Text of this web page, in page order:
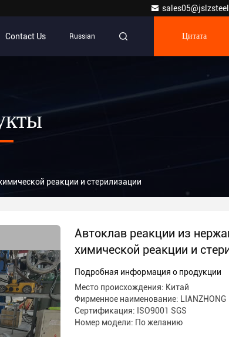
Contact Us Russian Цитата
реакции и стерилизации
Автоклав реакции из
химической реакции и
Подробная информация о продукции
Место происхождения: Китай
Фирменное наименование: LIANZHONG
Сертификация: ISO9001 SGS
Номер модели: По желанию